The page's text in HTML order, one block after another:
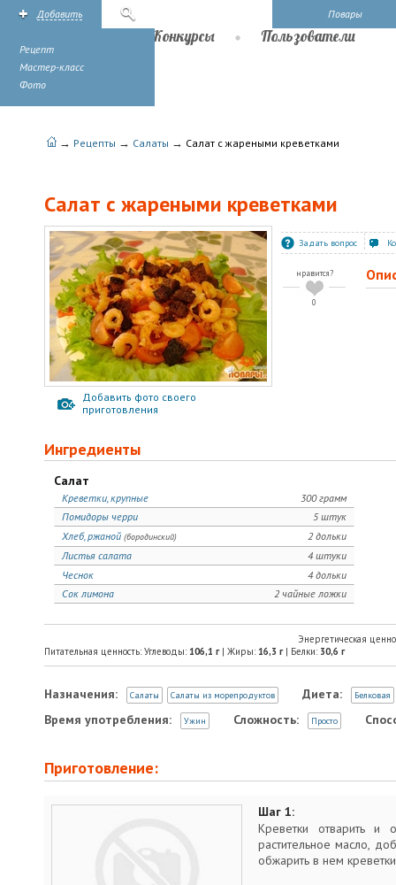
Повары
Добавить
Рецепт
Мастер-класс
Фото
Конкурсы Пользователи
→ Рецепты → Салаты → Салат с жареными креветками
Салат с жареными креветками
Добавить фото своего
приготовления
Задать вопрос
нравится?
0
Ингредиенты
Салат
300 грамм
Креветки, крупные
5 штук
Помидоры черри
2 дольки
Хлеб, ржаной (бородинский)
4 штуки
Листья салата
4 дольки
Чеснок
2 чайные ложки
Сок лимона
Энергетическая
Питательная ценность: Углеводы: 106,1 г| Жиры: 16,3 г| Белки: 30,6 г
Назначения: Салаты Салаты из морепродуктов Диета: Белковая
Время употребления: Ужин Сложность: Просто
Приготовление:
Шаг 1:
Креветки отварить и
растительное масло,
обжарить в нем